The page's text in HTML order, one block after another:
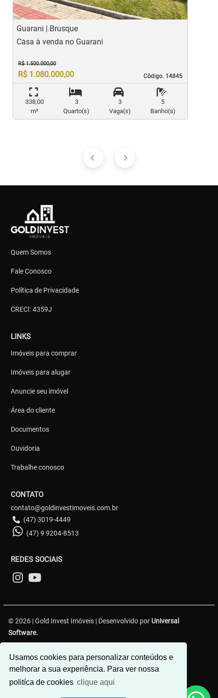
Usamos cookies para personalizar conteúdos e
melhorar a sua experiência. Para ver nossa
politíca de cookies clique aqui
Guarani | Brusque
Código. 14845
Código. 14845
Casa à venda no Guarani
R$ 1.500.000,00
R$ 1.080.000,00
338,00
m²
3
Quarto(s)
3
Vaga(s)
5
Banho(s)
Quem Somos
Fale Conosco
Política de Privacidade
CRECI: 4359J
LINKS
Imóveis para comprar
Imóveis para alugar
Anuncie seu imóvel
Área do cliente
Documentos
Ouvidoria
Trabalhe conosco
CONTATO
contato@goldinvestimoveis.com.br
(47) 3019-4449
(47) 9 9204-8513
REDES SOCIAIS
© 2026 | Gold Invest Imóveis | Desenvolvido por Universal
Software.
R. Hercílio Luz, 349 - Centro 1, Brusque - SC, 88350-301